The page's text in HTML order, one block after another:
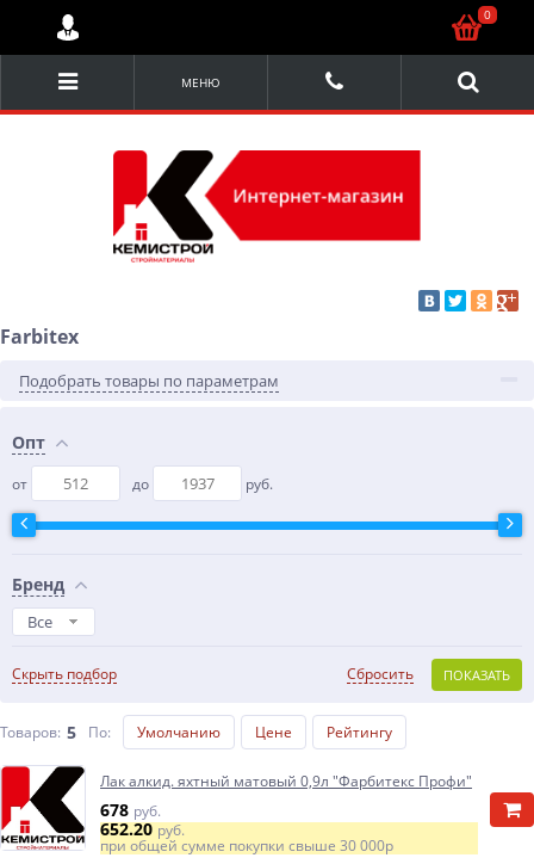
МЕНЮ
Farbitex
Подобрать товары по параметрам
Опт
от до руб.
Бренд
Все
Скрыть подбор ПОКАЗАТЬ
Сбросить
Товаров: 5 По: Умолчанию Цене Рейтингу
Лак алкид. яхтный матовый 0,9л "Фарбитекс Профи"
678 руб.
652.20руб.
при общей сумме покупки свыше 30 000р
0